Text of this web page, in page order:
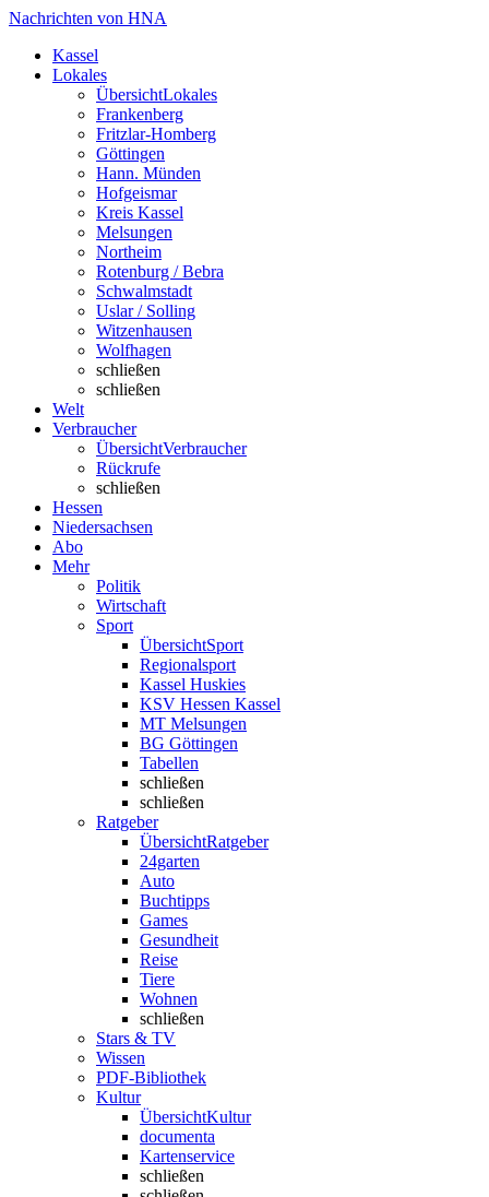
Nachrichten von HNA
Kassel
Lokales
ÜbersichtLokales
Frankenberg
Fritzlar-Homberg
Göttingen
Hann. Münden
Hofgeismar
Kreis Kassel
Melsungen
Northeim
Rotenburg / Bebra
Schwalmstadt
Uslar / Solling
Witzenhausen
Wolfhagen
schließen
schließen
Welt
Verbraucher
ÜbersichtVerbraucher
Rückrufe
schließen
Hessen
Niedersachsen
Abo
Mehr
Politik
Wirtschaft
Sport
ÜbersichtSport
Regionalsport
Kassel Huskies
KSV Hessen Kassel
MT Melsungen
BG Göttingen
Tabellen
schließen
schließen
Ratgeber
ÜbersichtRatgeber
24garten
Auto
Buchtipps
Games
Gesundheit
Reise
Tiere
Wohnen
schließen
Stars & TV
Wissen
PDF-Bibliothek
Kultur
ÜbersichtKultur
documenta
Kartenservice
schließen